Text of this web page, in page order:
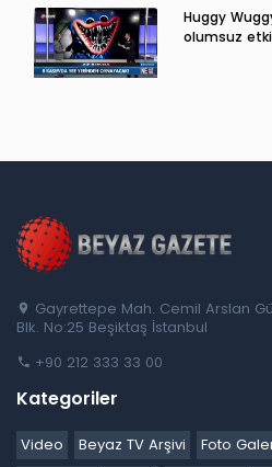
Huggy
olumsuz
Gayrettepe Mah. Cemil Arslan
Blk. No:25 Beşiktaş İstanbul
+90 212 333 33 00
Kategoriler
Video Beyaz TV Arşivi Foto